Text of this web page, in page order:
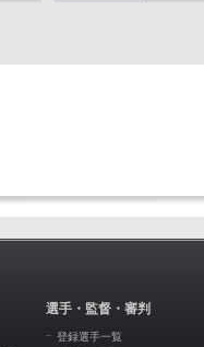
選手・監督・審判
登録選手一覧